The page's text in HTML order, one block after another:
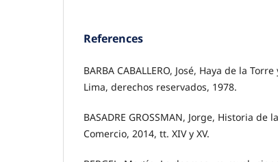
References
BARBA CABALLERO, José, Haya de la
Lima, derechos reservados, 1978.
BASADRE GROSSMAN, Jorge, Historia de
Comercio, 2014, tt. XIV y XV.